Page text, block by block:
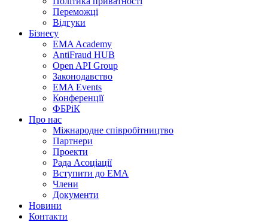
Переможцi
Відгуки
Бізнесу
EMA Academy
AntiFraud HUB
Open API Group
Законодавство
EMA Events
Конференції
ФБРіК
Про нас
Міжнародне співробітництво
Партнери
Проекти
Рада Асоціації
Вступити до ЕМА
Члени
Документи
Новини
Контакти